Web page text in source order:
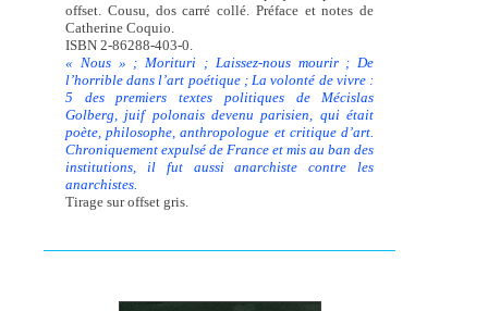
offset. Cousu, dos carré collé. Préface et notes de
Catherine Coquio.
ISBN 2-86288-403-0.
« Nous » ; Morituri ; Laissez-nous mourir ; De
l’horrible dans l’art poétique ; La volonté de vivre :
5 des premiers textes politiques de Mécislas
Golberg, juif polonais devenu parisien, qui était
poète, philosophe, anthropologue et critique d’art.
Chroniquement expulsé de France et mis au ban des
institutions, il fut aussi anarchiste contre les
anarchistes.
Tirage sur offset gris.